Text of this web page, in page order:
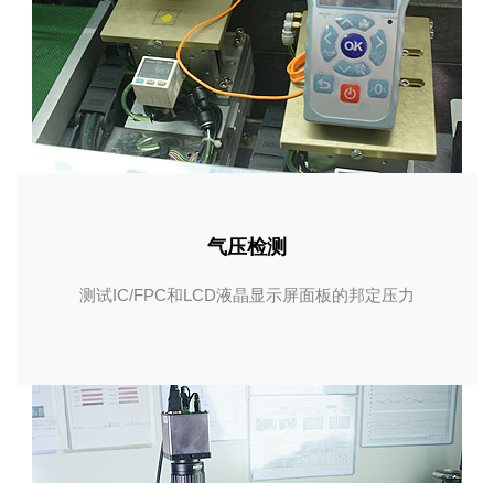
气压检测
测试IC/FPC和LCD液晶显示屏面板的邦定压力